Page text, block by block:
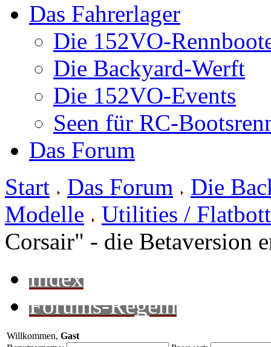
Das Fahrerlager
Die 152VO-
Die Backyard-Werft
Die 152VO-Events
Seen für RC-
Das Forum
Start
Das Forum
Die
Modelle
Utilities /
Corsair" - die Betaversion
Index
Forums-Regeln
Willkommen, Gast